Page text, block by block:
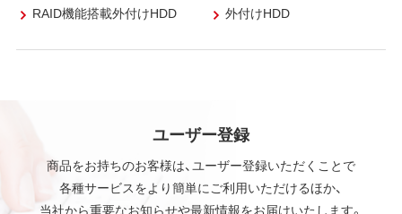
RAID機能搭載外付けHDD 外付けHDD
ユーザー登録
商品をお持ちのお客様は、ユーザー登録いただくことで
各種サービスをより簡単にご利用いただけるほか、
当社から重要なお知らせや最新情報をお届けいたします。